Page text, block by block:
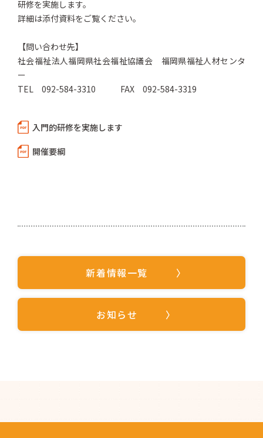
研修を実施します。
詳細は添付資料をご覧ください。
【問い合わせ先】
社会福祉法人福岡県社会福祉協議会 福岡県福祉人材センタ
ー
TEL 092-584-3310 FAX 092-584-3319
入門的研修を実施します
開催要綱
新着情報一覧
お知らせ